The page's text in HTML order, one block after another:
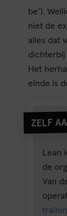
be’).
niet de
alles dat
dichterbij
Het
einde is
ZELF
Lean
de
Van